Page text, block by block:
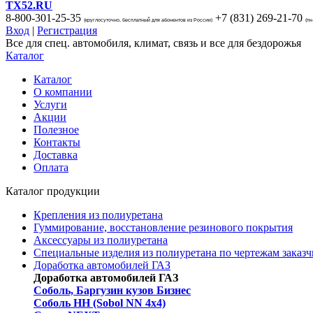
TX52.RU
8-800-301-25-35 (круглосуточно, бесплатный для абонентов из России) +7 (831) 269-21-70
Вход | Регистрация
Все для спец. автомобиля, климат, связь и все для бездорожья
Каталог
Каталог
О компании
Услуги
Акции
Полезное
Контакты
Доставка
Оплата
Каталог продукции
Крепления из полиуретана
Гуммирование, восстановление резинового покрытия
Аксессуары из полиуретана
Специальные изделия из полиуретана по чертежам
Доработка автомобилей ГАЗ
Доработка автомобилей ГАЗ
Соболь, Баргузин кузов Бизнес
Соболь НН (Sobol NN 4x4)